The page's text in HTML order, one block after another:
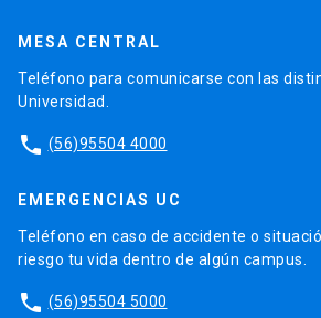
MESA CENTRAL
Teléfono para comunicarse con las
Universidad.
phone (56)95504 4000
EMERGENCIAS UC
Teléfono en caso de accidente o
riesgo tu vida dentro de algún campus.
phone (56)95504 5000